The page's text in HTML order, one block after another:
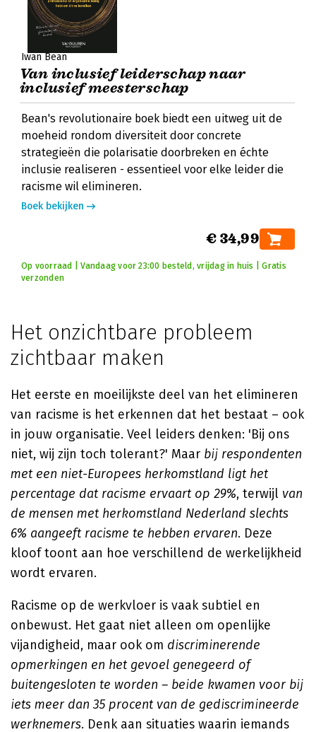
Iwan Bean
Van inclusief leiderschap naar
inclusief meesterschap
Bean's revolutionaire boek biedt een uitweg uit de
moeheid rondom diversiteit door concrete
strategieën die polarisatie doorbreken en échte
inclusie realiseren - essentieel voor elke leider die
racisme wil elimineren.
Boek bekijken
€ 34,99
Op voorraad | Vandaag voor 23:00 besteld, vrijdag in huis | Gratis
verzonden
Het onzichtbare probleem
zichtbaar maken
Het eerste en moeilijkste deel van het elimineren
van racisme is het erkennen dat het bestaat – ook
in jouw organisatie. Veel leiders denken: 'Bij ons
niet, wij zijn toch tolerant?' Maar bij respondenten
met een niet-Europees herkomstland ligt het
percentage dat racisme ervaart op 29%, terwijl van
de mensen met herkomstland Nederland slechts
6% aangeeft racisme te hebben ervaren. Deze
kloof toont aan hoe verschillend de werkelijkheid
wordt ervaren.
Racisme op de werkvloer is vaak subtiel en
onbewust. Het gaat niet alleen om openlijke
vijandigheid, maar ook om discriminerende
opmerkingen en het gevoel genegeerd of
buitengesloten te worden – beide kwamen voor bij
iets meer dan 35 procent van de gediscrimineerde
werknemers. Denk aan situaties waarin iemands